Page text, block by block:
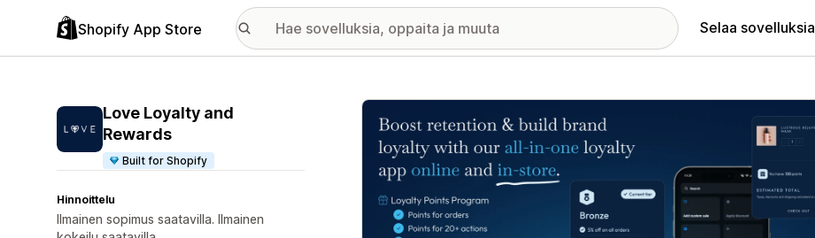
Shopify App Store Selaa sovelluksia
Love Loyalty and
Rewards
Built for Shopify
Hinnoittelu
Ilmainen sopimus saatavilla. Ilmainen
Esittelykuvagalleria